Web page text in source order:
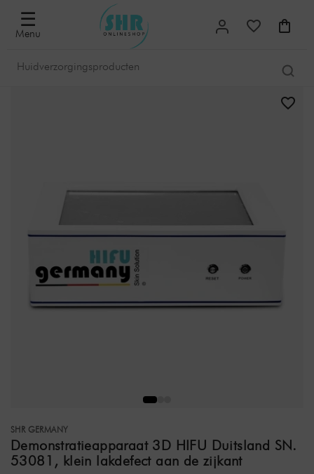
☰
Menu
SHR GERMANY
Demonstratieapparaat 3D HIFU Duitsland SN.
53081, klein lakdefect aan de zijkant